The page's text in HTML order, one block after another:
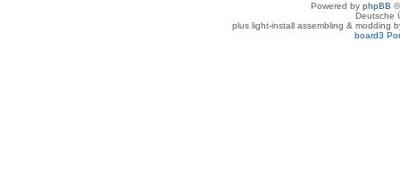
Powered by phpBB
Deutsche
plus light-install assembling & modding
board3